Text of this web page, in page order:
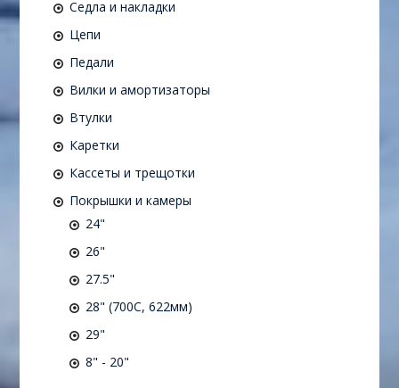
Седла и накладки
Цепи
Педали
Вилки и амортизаторы
Втулки
Каретки
Кассеты и трещотки
Покрышки и камеры
24"
26"
27.5"
28" (700C, 622мм)
29"
8" - 20"